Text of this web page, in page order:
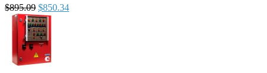
$895.09 $850.34